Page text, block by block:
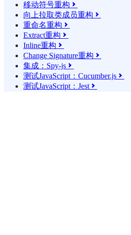
移动符号重构 
向上拉取类成员重构 
重命名重构 
Extract重构 
Inline重构 
Change Signature重构 
集成：Spy-js 
测试JavaScript：Cucumber.js 
测试JavaScript：Jest 